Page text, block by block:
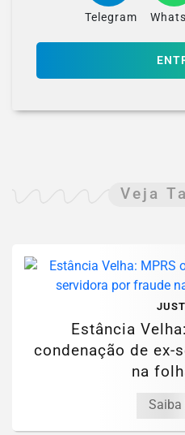
Telegram
Veja
Estância
condenação de ex-
na